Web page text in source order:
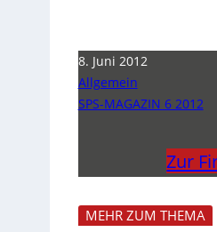
8. Juni 2012
Allgemein
SPS-MAGAZIN 6 2012
Zur
MEHR ZUM THEMA